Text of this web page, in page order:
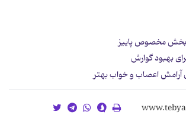
اعصاب و خواب بهتر